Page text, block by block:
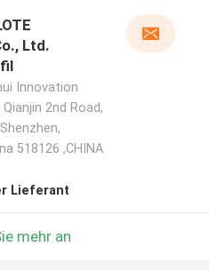
Ltd.
Innovation
2nd Road,
518126 ,CHINA
Lieferant
mehr an